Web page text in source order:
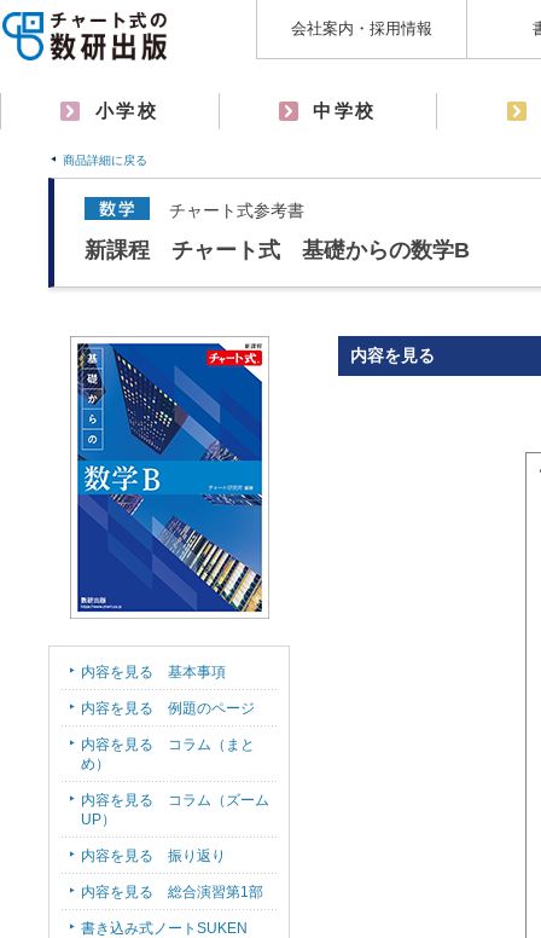
会社案内・採用情報
小学校 中学校
商品詳細に戻る
チャート式参考書
新課程 チャート式 基礎からの数学B
内容を見る
内容を見る 基本事項
内容を見る 例題のページ
内容を見る コラム（まと
め）
内容を見る コラム（ズーム
UP）
内容を見る 振り返り
内容を見る 総合演習第1部
書き込み式ノートSUKEN